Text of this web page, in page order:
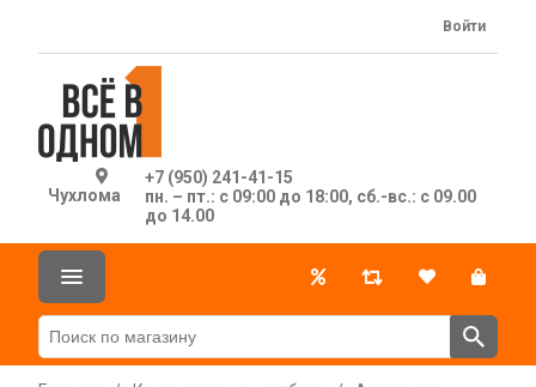
Чухлома
+7 (950) 241-41-15
пн. – пт.: с 09:00 до 18:00, сб.-вс.: с 09.00
до 14.00
Войти